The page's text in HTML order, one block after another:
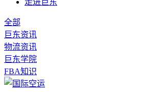
走进巨东
全部
巨东资讯
物流资讯
巨东学院
FBA知识